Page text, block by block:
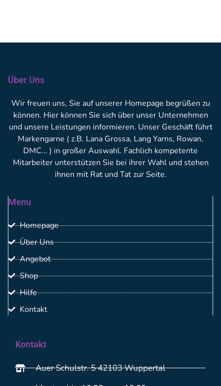
Über Uns
Wir freuen uns, Sie auf unserer Homepage begrüßen zu
können. Hier können Sie sich über unser Unternehmen
und unsere Leistungen informieren. Unser Geschäft führt
Markengarne ( z.B. Lana Grossa, Lang Yarns, Rowan,
DMC... ) in großer Auswahl. Fachlich kompetente
Mitarbeiter unterstützen Sie bei ihrer Wahl und stehen
ihnen mit Rat und Tat zur Seite.
Menu
Homepage
Über Uns
Angebot
Shop
Hilfe
Kontakt
Kontakt
Auer Schulstr. 5 42103 Wuppertal